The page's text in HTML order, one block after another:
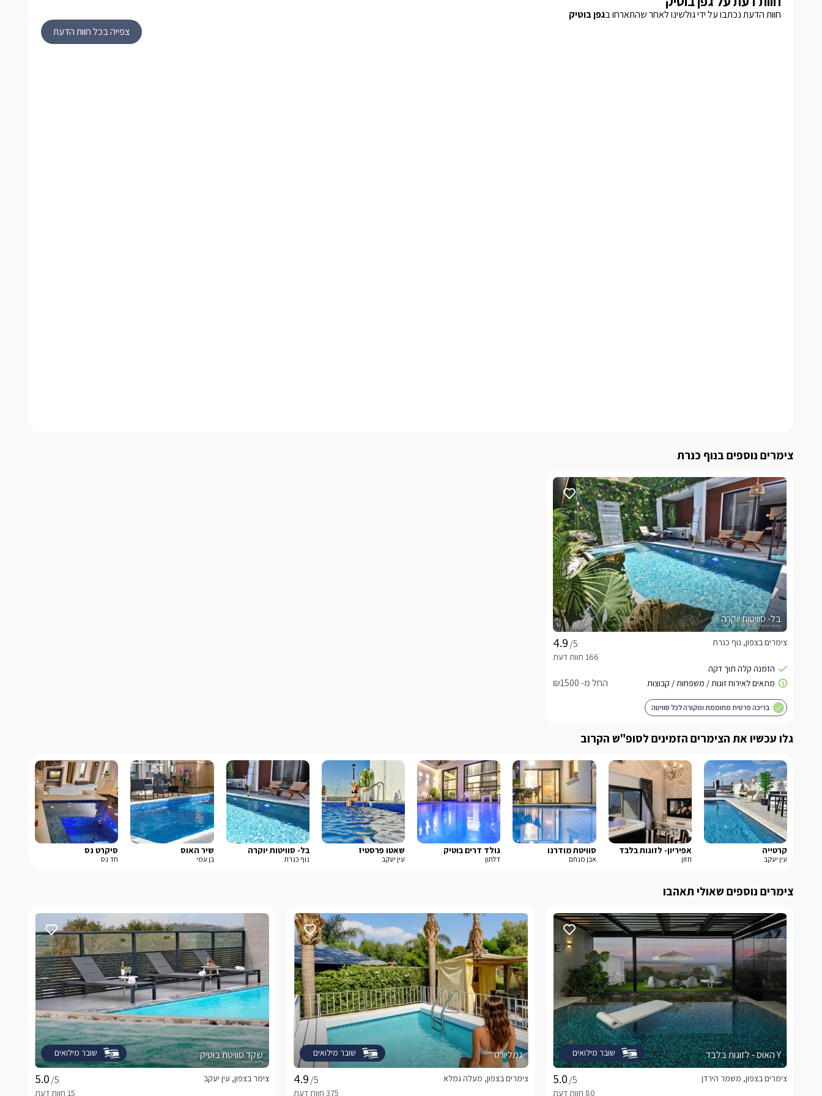
חוות הדעת נכתבו על ידי גולשינו לאחר שהתארחו בגפן בוטיק
צפייה בכל חוות הדעת
צימרים נוספים בנוף כנרת
בל- סוויטות יוקרה
/5
צימרים בצפון, נוף כנרת
החל מ- ₪1500
בריכה פרטית מחוממת ומקורה לכל סוויטה
גלו עכשיו את הצימרים הזמינים לסופ"ש הקרוב
קרטייה
עין יעקב
אפיריון- לזוגות בלבד
חזון
סוויטת מודרנו
אבן מנחם
גולד דרים בוטיק
דלתון
שאטו פרסטיז
עין יעקב
בל- סוויטות יוקרה
נוף כנרת
שיר האוס
בן עמי
סיקרט נס
חד נס
צימרים נוספים שאולי תאהבו
שובר מילואים
Y האוס - לזוגות בלבד
/5
צימרים בצפון, משמר הירדן
שובר מילואים
גמליורט
/5
צימרים בצפון, מעלה גמלא
שובר מילואים
שקד סוויטת בוטיק
/5
צימר בצפון, עין יעקב